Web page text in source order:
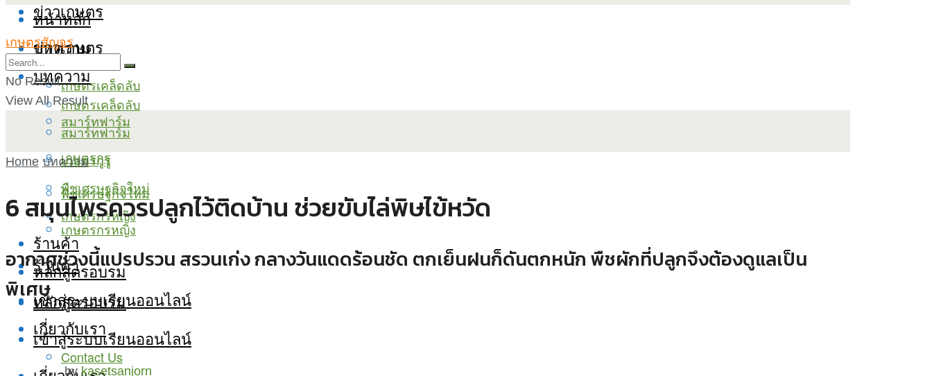
ข่าวเกษตร
บทความ
เกษตรเคล็ดลับ
สมาร์ทฟาร์ม
เกษตรกูรู
พืชเศรษฐกิจใหม่
เกษตรกรหญิง
ร้านค้า
หลักสูตรอบรม
เข้าสู่ระบบเรียนออนไลน์
หน้าหลัก
ข่าวเกษตร
บทความ
เกษตรเคล็ดลับ
สมาร์ทฟาร์ม
เกษตรกูรู
พืชเศรษฐกิจใหม่
เกษตรกรหญิง
ร้านค้า
หลักสูตรอบรม
เข้าสู่ระบบเรียนออนไลน์
เกี่ยวกับเรา
Contact Us
เกษตรสัญจร
No Result
View All Result
Home บทความ
6 สมุนไพรควรปลูกไว้ติดบ้าน ช่วยขับไล่พิษไข้หวัด
อากาศช่วงนี้แปรปรวน สรวนเก่ง กลางวันแดดร้อนชัด ตกเย็นฝนก็ดันตกหนัก พืชผักที่ปลูกจึงต้องดูแลเป็น
พิเศษ
by kasetsanjorn